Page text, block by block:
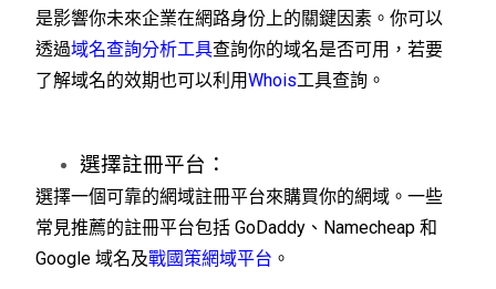
是影響你未來企業在網路身份上的關鍵因素。你可以
透過域名查詢分析工具查詢你的域名是否可用，若要
了解域名的效期也可以利用Whois工具查詢。
選擇註冊平台：
選擇一個可靠的網域註冊平台來購買你的網域。一些
常見推薦的註冊平台包括 GoDaddy、Namecheap 和
Google 域名及戰國策網域平台 。